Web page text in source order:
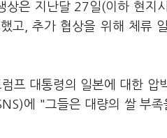
상은 지난달 27일(이하 현지
고, 추가 협상을 위해 체류
프 대통령의 일본에 대한
에 "그들은 대량의 쌀 부